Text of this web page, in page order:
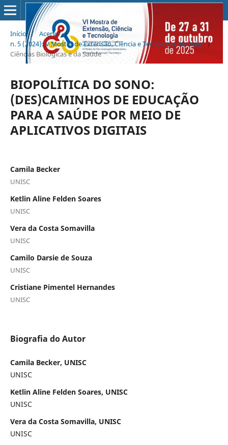
Início / Acervo /
n. 5 (2024): V Mostra de Extensão, Ciência e Tecnologia da Unisc /
Ciências Biológicas e da Saúde
BIOPOLÍTICA DO SONO:
(DES)CAMINHOS DE EDUCAÇÃO
PARA A SAÚDE POR MEIO DE
APLICATIVOS DIGITAIS
Camila Becker
UNISC
Ketlin Aline Felden Soares
UNISC
Vera da Costa Somavilla
UNISC
Camilo Darsie de Souza
UNISC
Cristiane Pimentel Hernandes
UNISC
Biografia do Autor
Camila Becker, UNISC
UNISC
Ketlin Aline Felden Soares, UNISC
UNISC
Vera da Costa Somavilla, UNISC
UNISC